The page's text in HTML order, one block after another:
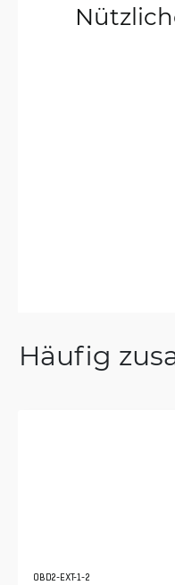
Häufig
OBD2-EXT-1-2